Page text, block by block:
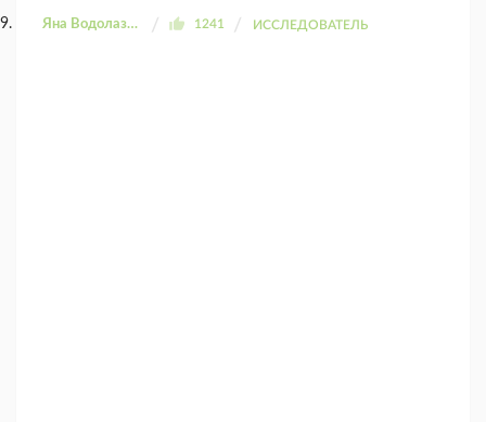
Яна Водолазова 1241 ИССЛЕДОВАТЕЛЬ